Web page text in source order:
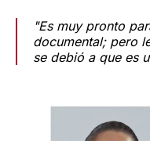
"Es muy pronto
documental; pero
se debió a que es